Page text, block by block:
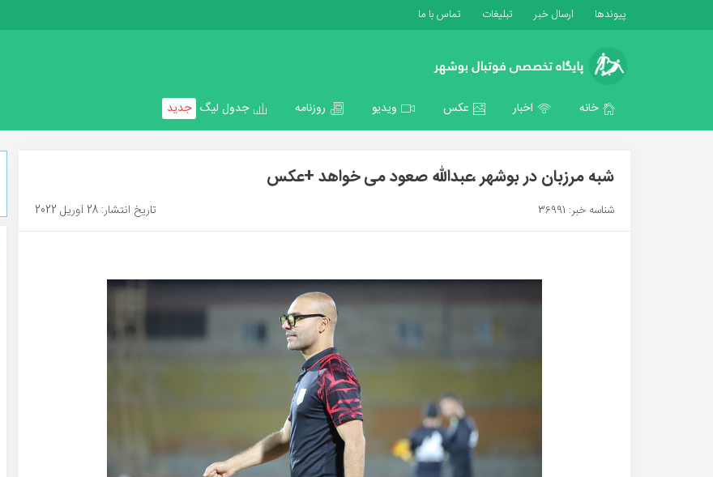
پیوندها ارسال خبر تبلیغات تماس با ما
خانه اخبار عکس ویدیو روزنامه جدول لیگ جدید
شبه مرزبان در بوشهر ،عبدالله صعود می خواهد +عکس
شناسه خبر: 36991 تاریخ انتشار: 28 آوریل 2022